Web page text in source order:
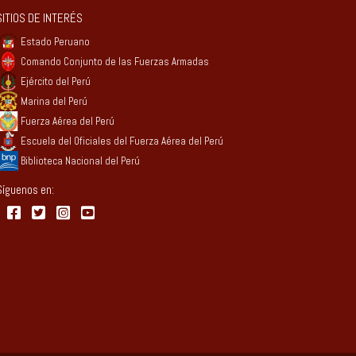
DE INTERÉS
Estado Peruano
Comando Conjunto de las Fuerzas Armadas
Ejército del Perú
Marina del Perú
Fuerza Aérea del Perú
Escuela del Oficiales del Fuerza Aérea del Perú
Biblioteca Nacional del Perú
en: